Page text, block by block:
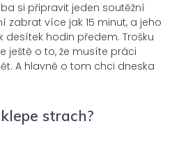
si připravit jeden soutěžní
zabrat více jak 15 minut, a jeho
hodin předem. Trošku
ještě o to, že musíte práci
A hlavně o tom chci dneska
strach?